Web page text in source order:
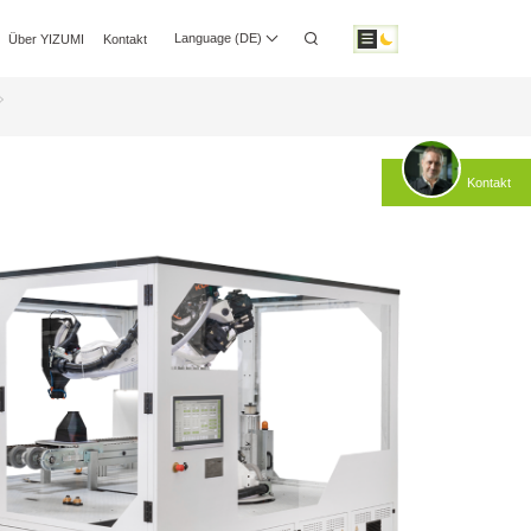
Über YIZUMI Kontakt Language (DE)
Kontakt